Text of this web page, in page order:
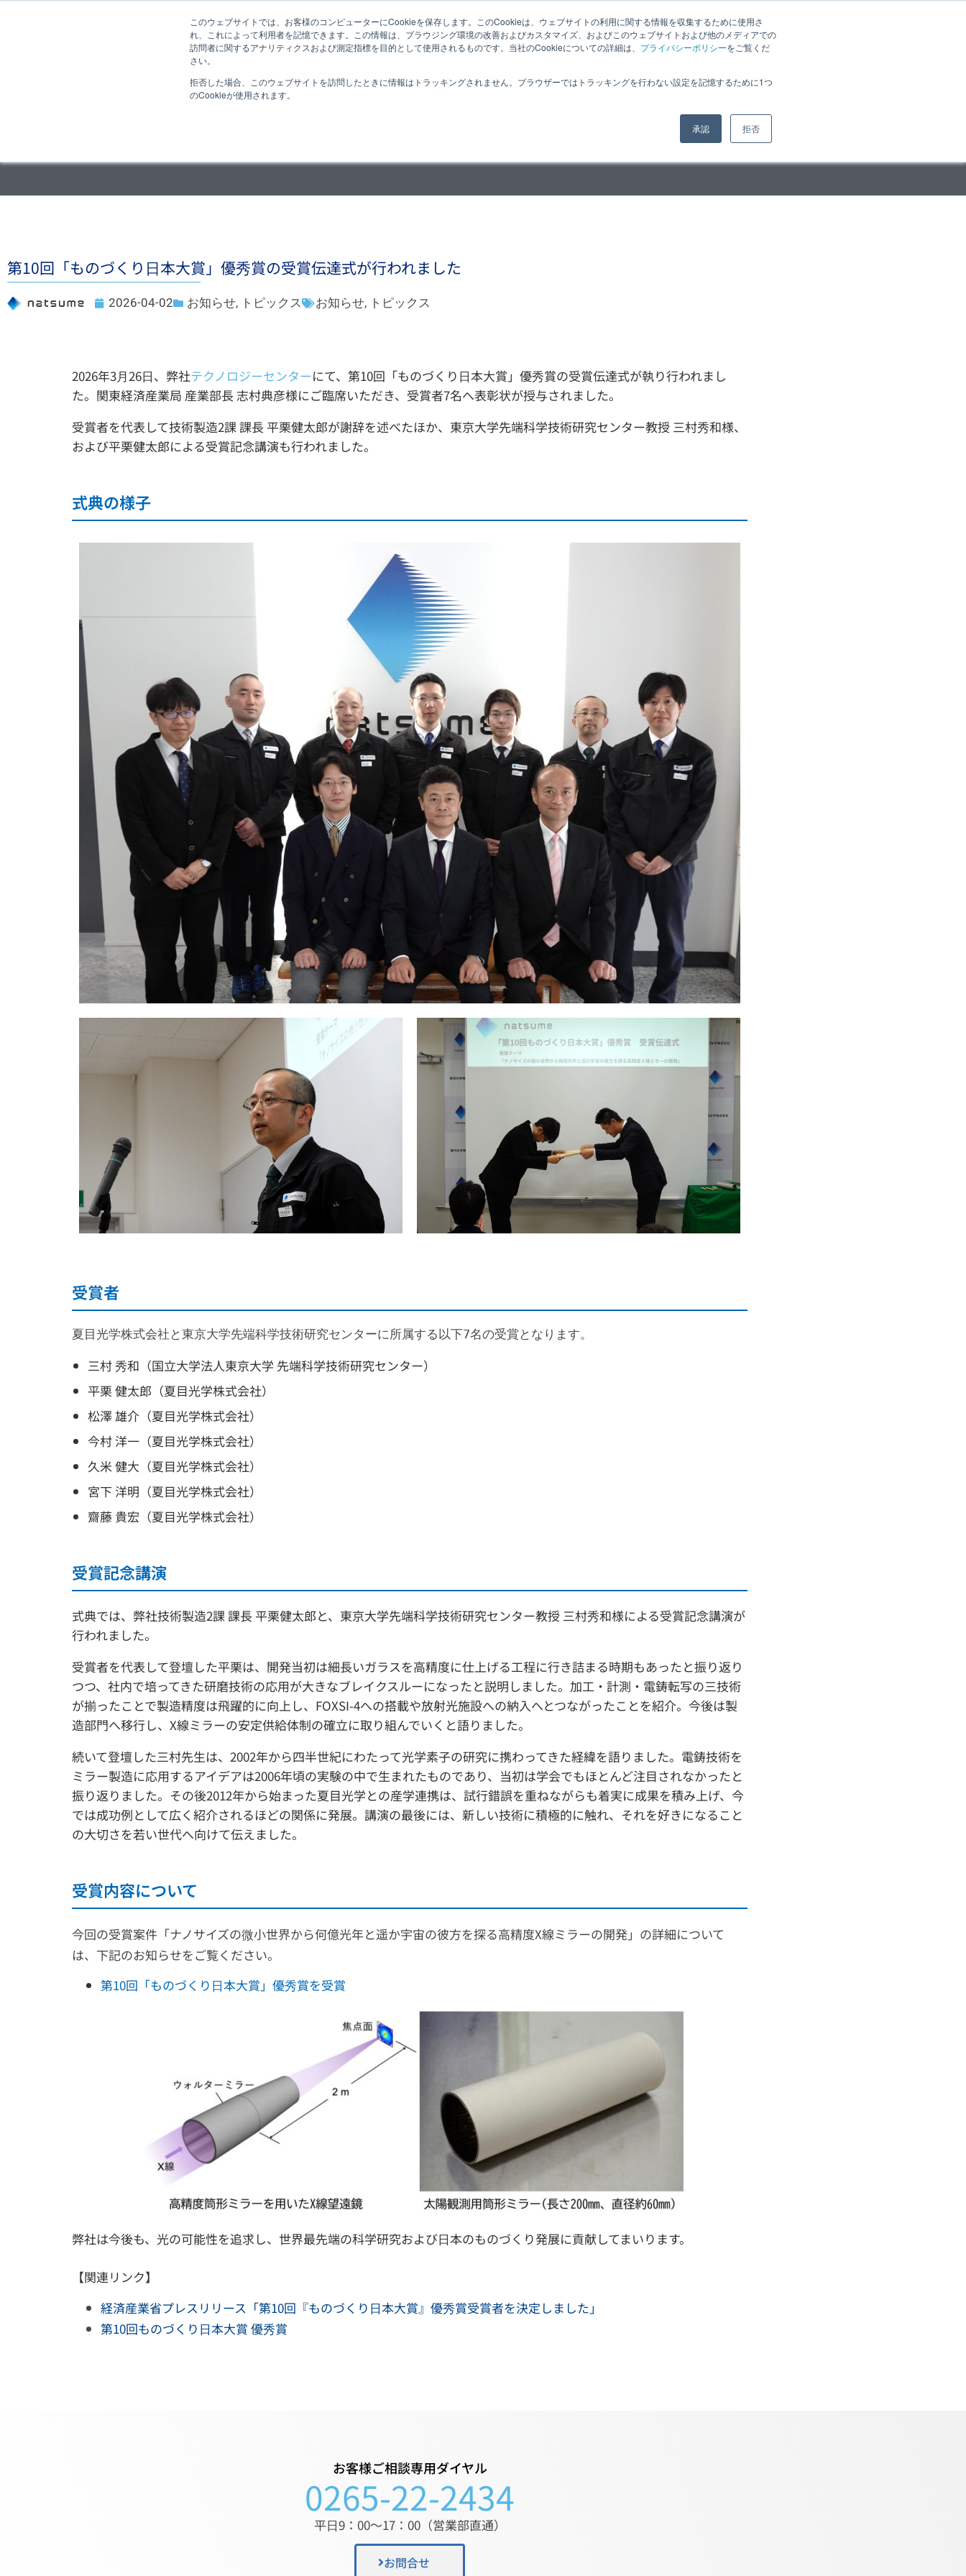
このウェブサイトでは、お客様のコンピューターにCookieを保存します。このCookieは、ウェブサイトの利用に関する情報を収集するために使用さ
れ、これによって利用者を記憶できます。この情報は、ブラウジング環境の改善およびカスタマイズ、およびこのウェブサイトおよび他のメディアでの
訪問者に関するアナリティクスおよび測定指標を目的として使用されるものです。当社のCookieについての詳細は、 プライバシーポリシーをご覧くだ
さい。
拒否した場合、このウェブサイトを訪問したときに情報はトラッキングされません。ブラウザーではトラッキングを行わない設定を記憶するために1つ
のCookieが使用されます。
承認 拒否
夏目光学とは 適応分野 オプティクス ヒカリの豆知識 お知らせ 採用案内
第10回「ものづくり日本大賞」優秀賞の受賞伝達式が行われました
2026-04-02 お知らせ, トピックス お知らせ, トピックス
2026年3月26日、弊社テクノロジーセンターにて、第10回「ものづくり日本大賞」優秀賞の受賞伝達式が執り行われまし
た。関東経済産業局 産業部長 志村典彦様にご臨席いただき、受賞者7名へ表彰状が授与されました。
受賞者を代表して技術製造2課 課長 平栗健太郎が謝辞を述べたほか、東京大学先端科学技術研究センター教授 三村秀和様、
および平栗健太郎による受賞記念講演も行われました。
式典の様子
受賞者
夏目光学株式会社と東京大学先端科学技術研究センターに所属する以下7名の受賞となります。
三村 秀和（国立大学法人東京大学 先端科学技術研究センター）
平栗 健太郎（夏目光学株式会社）
松澤 雄介（夏目光学株式会社）
今村 洋一（夏目光学株式会社）
久米 健大（夏目光学株式会社）
宮下 洋明（夏目光学株式会社）
齋藤 貴宏（夏目光学株式会社）
受賞記念講演
式典では、弊社技術製造2課 課長 平栗健太郎と、東京大学先端科学技術研究センター教授 三村秀和様による受賞記念講演が
行われました。
受賞者を代表して登壇した平栗は、開発当初は細長いガラスを高精度に仕上げる工程に行き詰まる時期もあったと振り返り
つつ、社内で培ってきた研磨技術の応用が大きなブレイクスルーになったと説明しました。加工・計測・電鋳転写の三技術
が揃ったことで製造精度は飛躍的に向上し、FOXSI-4への搭載や放射光施設への納入へとつながったことを紹介。今後は製
造部門へ移行し、X線ミラーの安定供給体制の確立に取り組んでいくと語りました。
続いて登壇した三村先生は、2002年から四半世紀にわたって光学素子の研究に携わってきた経緯を語りました。電鋳技術を
ミラー製造に応用するアイデアは2006年頃の実験の中で生まれたものであり、当初は学会でもほとんど注目されなかったと
振り返りました。その後2012年から始まった夏目光学との産学連携は、試行錯誤を重ねながらも着実に成果を積み上げ、今
では成功例として広く紹介されるほどの関係に発展。講演の最後には、新しい技術に積極的に触れ、それを好きになること
の大切さを若い世代へ向けて伝えました。
受賞内容について
今回の受賞案件「ナノサイズの微小世界から何億光年と遥か宇宙の彼方を探る高精度X線ミラーの開発」の詳細について
は、下記のお知らせをご覧ください。
第10回「ものづくり日本大賞」優秀賞を受賞
弊社は今後も、光の可能性を追求し、世界最先端の科学研究および日本のものづくり発展に貢献してまいります。
【関連リンク】
経済産業省プレスリリース「第10回『ものづくり日本大賞』優秀賞受賞者を決定しました」
第10回ものづくり日本大賞 優秀賞
お客様ご相談専用ダイヤル
0265-22-2434
平日9：00〜17：00（営業部直通）
お問合せ